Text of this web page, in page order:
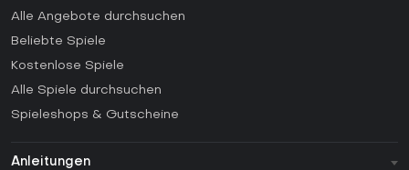
Alle Angebote durchsuchen
Beliebte Spiele
Kostenlose Spiele
Alle Spiele durchsuchen
Spieleshops & Gutscheine
Anleitungen